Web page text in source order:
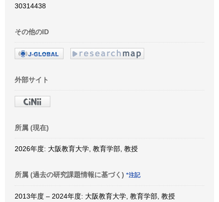
30314438
その他のID
外部サイト
所属 (現在)
2026年度: 大阪教育大学, 教育学部, 教授
所属 (過去の研究課題情報に基づく) *注記
2013年度 – 2024年度: 大阪教育大学, 教育学部, 教授